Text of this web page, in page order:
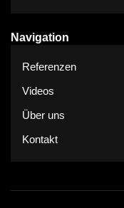
Navigation
Referenzen
Videos
Über uns
Kontakt